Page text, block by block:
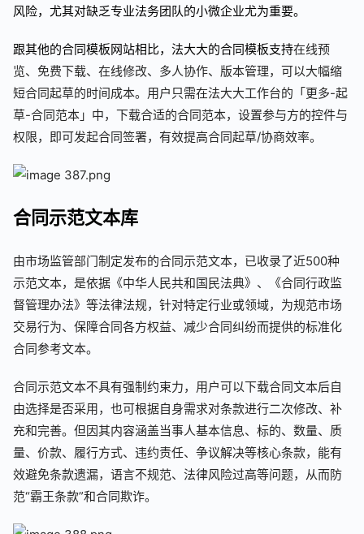
风险，尤其对缺乏专业法务团队的小微企业尤为重要。
跟其他的合同模板网站相比，法大大的合同模板支持在线预
览、免费下载、在线修改、多人协作、版本管理，可以大幅缩
短合同起草的时间成本。 用户只需在法大大工作台的「更多-起
草-合同范本」中，下载合适的合同范本，设置参与方的控件与
权限，即可发起合同签署，有效提高合同起草/协商效率。
合同示范文本库
由市场监管部门制定发布的合同示范文本，已收录了近500种
示范文本， 是依据 《中华人民共和国民法典》 、
《合同行政监
督管理办法》 等法律法规，针对特定行业或领域，为规范市场
交易行为、保障合同各方权益、减少合同纠纷而提供的标准化
合同参考文本。
合同示范文本不具有强制约束力，用户可以下载合同文本后自
由选择是否采用，也可根据自身需求对条款进行二次修改、补
充和完善。但因其内容涵盖当事人基本信息、标的、数量、质
量、价款、履行方式、违约责任、争议解决等核心条款，能有
效避免条款遗漏，语言不规范、法律风险过高等问题，从而防
范“霸王条款”和合同欺诈。